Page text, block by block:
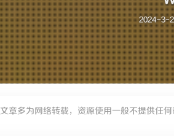
2024-3-
文章多为网络转载，资源使用一般不提供任何